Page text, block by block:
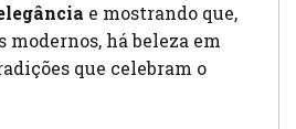
e mostrando que,
modernos, há beleza em
que celebram o